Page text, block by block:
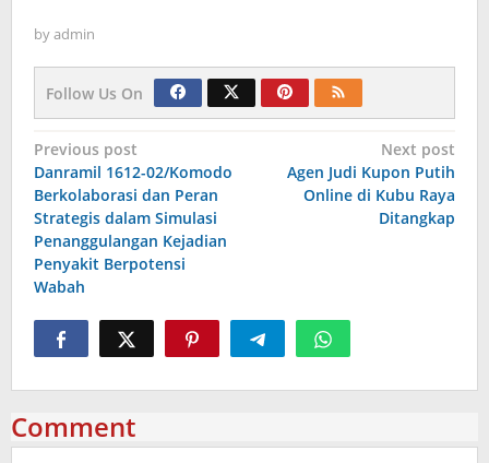
byadmin
Follow Us On
Navigasi
pos
Previous post
Danramil 1612-02/Komodo
Berkolaborasi dan Peran
Strategis dalam Simulasi
Penanggulangan Kejadian
Penyakit Berpotensi
Wabah
Next post
Agen Judi Kupon Putih
Online di Kubu Raya
Ditangkap
Comment